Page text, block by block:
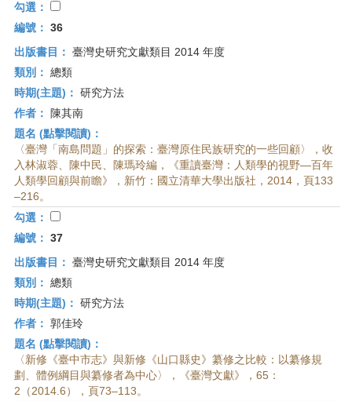
勾選：
編號： 36
出版書目： 臺灣史研究文獻類目 2014 年度
類別： 總類
時期(主題)： 研究方法
作者：
陳其南
題名 (點擊閱讀)：
〈臺灣「南島問題」的探索：臺灣原住民族研究的一些回顧〉，收
入林淑蓉、陳中民、陳瑪玲編，《重讀臺灣：人類學的視野—百年
人類學回顧與前瞻》，新竹：國立清華大學出版社，2014，頁133
–216。
勾選：
編號： 37
出版書目： 臺灣史研究文獻類目 2014 年度
類別： 總類
時期(主題)： 研究方法
作者： 郭佳玲
題名 (點擊閱讀)：
〈新修《臺中市志》與新修《山口縣史》纂修之比較：以纂修規
劃、體例綱目與纂修者為中心〉，《臺灣文獻》，65：
2（2014.6），頁73–113。